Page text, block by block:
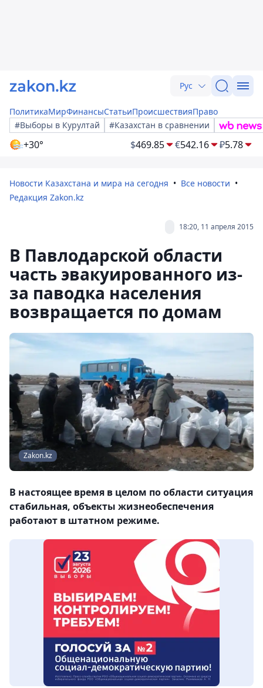
Рус
ПолитикаМирФинансыСтатьиПроисшествияПраво
#Выборы в Курултай
#Казахстан в сравнении
+30° $469.85 €542.16 ₽5.78
Новости Казахстана и мира на сегодня
Все новости
Редакция Zakon.kz
18:20, 11 апреля 2015
В Павлодарской области
часть эвакуированного из-
за паводка населения
возвращается по домам
Zakon.kz
В настоящее время в целом по области ситуация
стабильная, объекты жизнеобеспечения
работают в штатном режиме.